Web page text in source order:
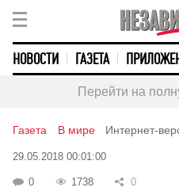
НОВОСТИ ГАЗЕТА
Перейти на
Газета В мире Интернет-
29.05.2018 00:01:00
0 1738 0